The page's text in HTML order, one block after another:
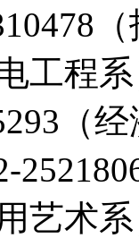
工程
（
艺术